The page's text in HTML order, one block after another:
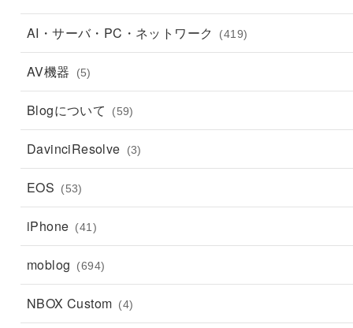
AI・サーバ・PC・ネットワーク (419)
AV機器 (5)
Blogについて (59)
DavinciResolve (3)
EOS (53)
iPhone (41)
moblog (694)
NBOX Custom (4)